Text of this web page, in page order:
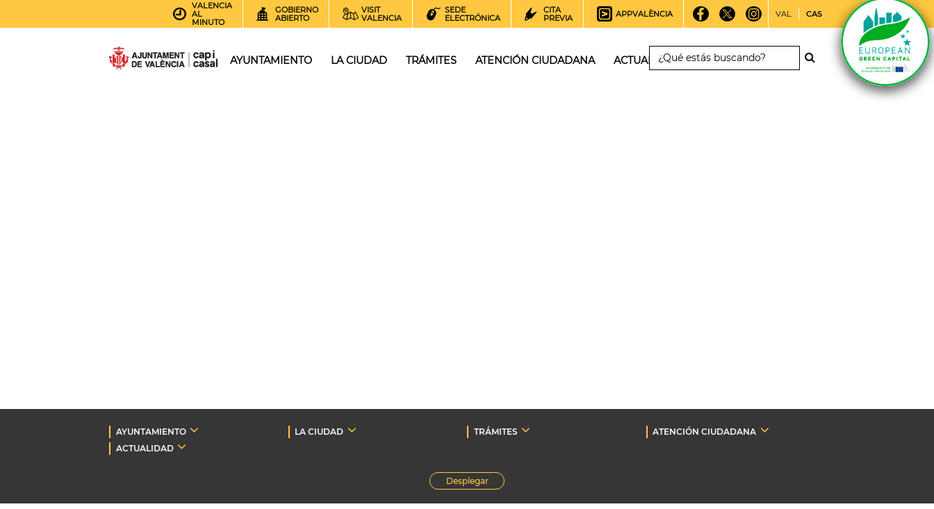
VALENCIA
AL
MINUTO
GOBIERNO
ABIERTO
VISIT
VALENCIA
SEDE
ELECTRÓNICA
CITA
PREVIA
APPVALÈNCIA VAL CAS
AYUNTAMIENTO LA CIUDAD TRÁMITES ATENCIÓN CIUDADANA ACTUALIDAD
AYUNTAMIENTO LA CIUDAD TRÁMITES
ATENCIÓN CIUDADANA
ACTUALIDAD
Desplegar